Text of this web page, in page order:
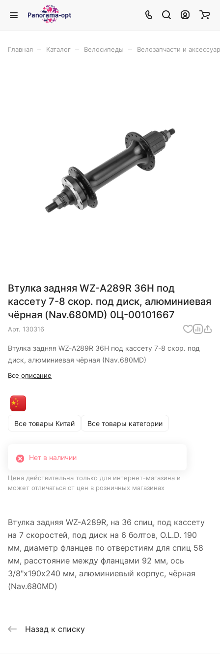
Главная Каталог Велосипеды Велозапчасти и
Втулка задняя WZ-A289R 36Н под
кассету 7-8 скор. под диск, алюминиевая
чёрная (Nav.680MD) 0Ц-00101667
Арт. 130316
Втулка задняя WZ-A289R 36Н под кассету 7-8 скор. под
диск, алюминиевая чёрная (Nav.680MD)
Все описание
Все товары Китай Все товары категории
Нет в наличии
Цена действительна только для интернет-магазина и
может отличаться от цен в розничных магазинах
Втулка задняя WZ-A289R, на 36 спиц, под кассету
на 7 скоростей, под диск на 6 болтов, O.L.D. 190
мм, диаметр фланцев по отверстиям для спиц 58
мм, расстояние между фланцами 92 мм, ось
3/8"х190x240 мм, алюминиевый корпус, чёрная
(Nav.680MD)
Назад к списку